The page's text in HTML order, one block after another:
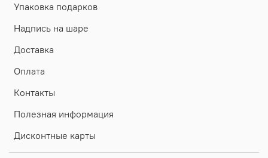
Упаковка подарков
Надпись на шаре
Доставка
Оплата
Контакты
Полезная информация
Дисконтные карты